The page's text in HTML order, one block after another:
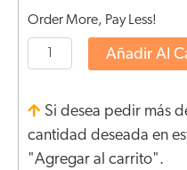
Order More, Pay Less!
Añadir Al
Si desea pedir más
cantidad deseada en
"Agregar al carrito".